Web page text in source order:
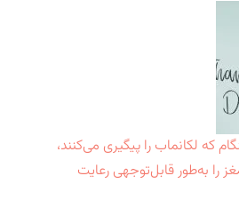
که لکانماب را پیگیری می‌کنند،
را به‌طور قابل‌توجهی رعایت